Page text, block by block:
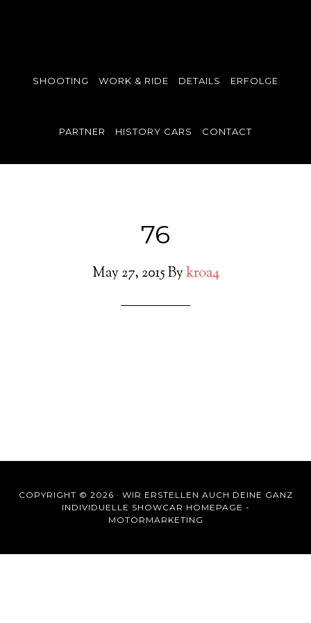
SHOOTING WORK & RIDE DETAILS ERFOLGE
PARTNER HISTORY CARS CONTACT
76
May 27, 2015Bykroa4
COPYRIGHT © 2026 · WIR ERSTELLEN AUCH DEINE GANZ
INDIVIDUELLE SHOWCAR HOMEPAGE -
MOTORMARKETING